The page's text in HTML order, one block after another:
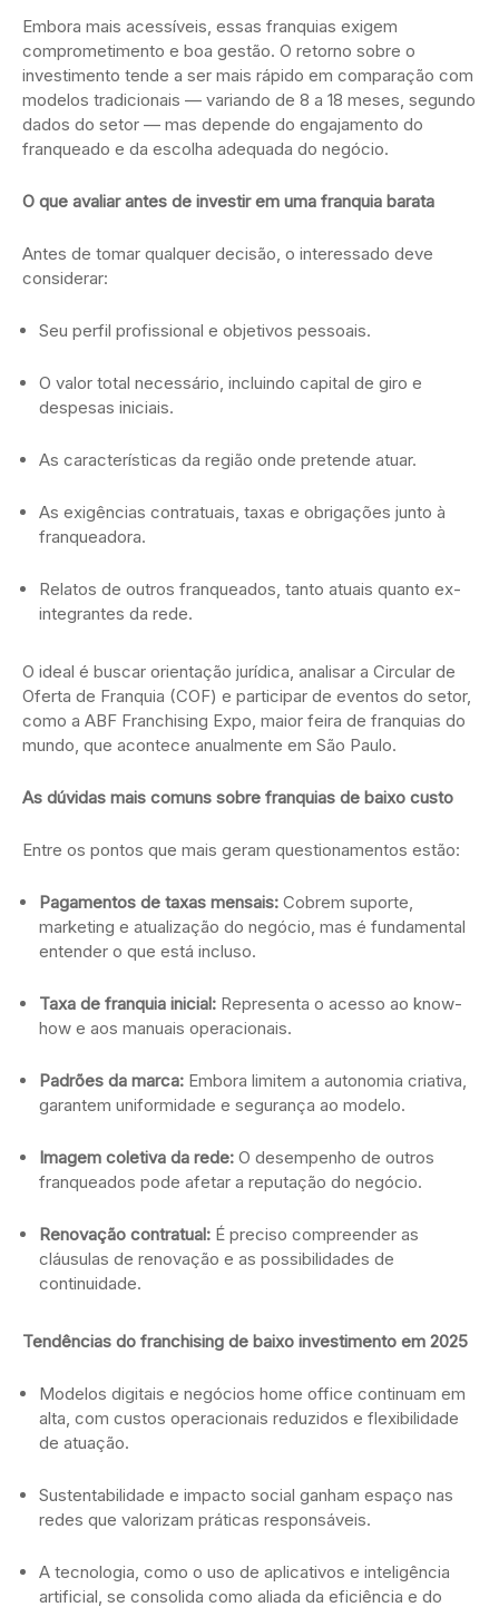
Embora mais acessíveis, essas franquias exigem
comprometimento e boa gestão. O retorno sobre o
investimento tende a ser mais rápido em comparação com
modelos tradicionais — variando de 8 a 18 meses, segundo
dados do setor — mas depende do engajamento do
franqueado e da escolha adequada do negócio.
O que avaliar antes de investir em uma franquia barata
Antes de tomar qualquer decisão, o interessado deve
considerar:
Seu perfil profissional e objetivos pessoais.
O valor total necessário, incluindo capital de giro e
despesas iniciais.
As características da região onde pretende atuar.
As exigências contratuais, taxas e obrigações junto à
franqueadora.
Relatos de outros franqueados, tanto atuais quanto ex-
integrantes da rede.
O ideal é buscar orientação jurídica, analisar a Circular de
Oferta de Franquia (COF) e participar de eventos do setor,
como a ABF Franchising Expo, maior feira de franquias do
mundo, que acontece anualmente em São Paulo.
As dúvidas mais comuns sobre franquias de baixo custo
Entre os pontos que mais geram questionamentos estão:
Pagamentos de taxas mensais: Cobrem suporte,
marketing e atualização do negócio, mas é fundamental
entender o que está incluso.
Taxa de franquia inicial: Representa o acesso ao know-
how e aos manuais operacionais.
Padrões da marca: Embora limitem a autonomia criativa,
garantem uniformidade e segurança ao modelo.
Imagem coletiva da rede: O desempenho de outros
franqueados pode afetar a reputação do negócio.
Renovação contratual: É preciso compreender as
cláusulas de renovação e as possibilidades de
continuidade.
Tendências do franchising de baixo investimento em 2025
Modelos digitais e negócios home office continuam em
alta, com custos operacionais reduzidos e flexibilidade
de atuação.
Sustentabilidade e impacto social ganham espaço nas
redes que valorizam práticas responsáveis.
A tecnologia, como o uso de aplicativos e inteligência
artificial, se consolida como aliada da eficiência e do